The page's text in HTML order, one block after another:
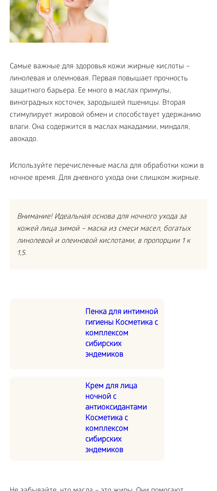
Самые важные для здоровья кожи жирные кислоты –
линолевая и олеиновая. Первая повышает прочность
защитного барьера. Ее много в маслах примулы,
виноградных косточек, зародышей пшеницы. Вторая
стимулирует жировой обмен и способствует удержанию
влаги. Она содержится в маслах макадамии, миндаля,
авокадо.
Используйте перечисленные масла для обработки кожи в
ночное время. Для дневного ухода они слишком жирные.
Внимание! Идеальная основа для ночного ухода за
кожей лица зимой – маска из смеси масел, богатых
линолевой и олеиновой кислотами, в пропорции 1 к
1,5.
Пенка для интимной
гигиены Косметика с
комплексом
сибирских
эндемиков
Крем для лица
ночной с
антиоксидантами
Косметика с
комплексом
сибирских
эндемиков